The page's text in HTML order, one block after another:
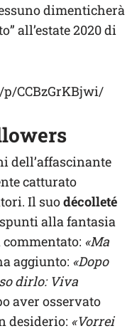
dimenticherà
all’estate 2020 di
CCBzGrKBjwi/
dell’affascinante
catturato
Il suodécolleté
alla fantasia
«Ma
aggiunto: «Dopo
dirlo: Viva
aver osservato
desiderio: «Vorrei